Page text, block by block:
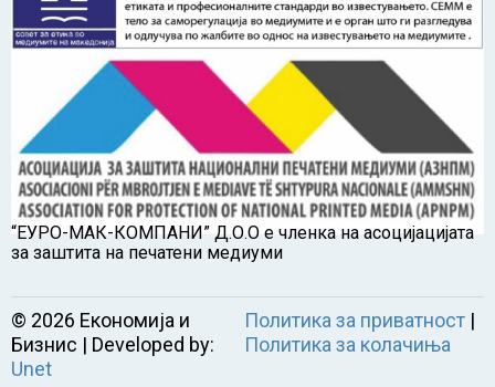
“ЕУРО-МАК-КОМПАНИ” Д.О.О е членка на асоцијацијата
за заштита на печатени медиуми
© 2026 Економија и
Бизнис | Developed by:
Unet
Политика за приватност|
Политика за колачиња